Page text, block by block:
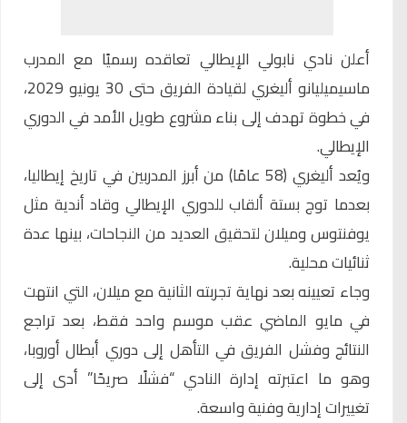
أعلن نادي نابولي الإيطالي تعاقده رسميًا مع المدرب
ماسيميليانو أليغري
لقيادة الفريق حتى 30 يونيو 2029،
في خطوة تهدف إلى بناء مشروع طويل الأمد في الدوري
الإيطالي.
ويُعد أليغري (58 عامًا) من أبرز المدربين في تاريخ إيطاليا،
بعدما توج بستة ألقاب للدوري الإيطالي وقاد أندية مثل
يوفنتوس وميلان لتحقيق العديد من النجاحات، بينها عدة
ثنائيات محلية.
وجاء تعيينه بعد نهاية تجربته الثانية مع ميلان، التي انتهت
في مايو الماضي عقب موسم واحد فقط، بعد تراجع
النتائج وفشل الفريق في التأهل إلى دوري أبطال أوروبا،
وهو ما اعتبرته إدارة النادي “فشلًا صريحًا” أدى إلى
تغييرات إدارية وفنية واسعة.